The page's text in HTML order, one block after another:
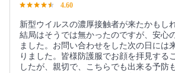
4.60
新型ウイルスの濃厚接触者が来たかもし
結局はそうでは無かったのですが、安心
ました。お問い合わせをした次の日には
りました。皆様防護服でお顔を拝見する
したが、親切で、こちらでも出来る予防